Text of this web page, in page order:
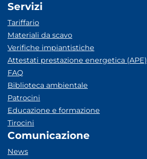
Servizi
Tariffario
Materiali da scavo
Verifiche impiantistiche
Attestati prestazione energetica (APE)
FAQ
Biblioteca ambientale
Patrocini
Educazione e formazione
Tirocini
Comunicazione
News